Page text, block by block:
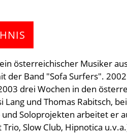
österreichischer Musiker
der Band "Sofa Surfers".
drei Wochen in den
Lang und Thomas Rabitsch,
und Soloprojekten arbeitet er
Slow Club, Hipnotica